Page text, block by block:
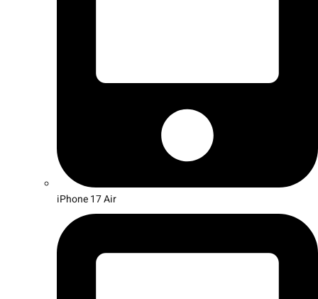
iPhone 17 Air